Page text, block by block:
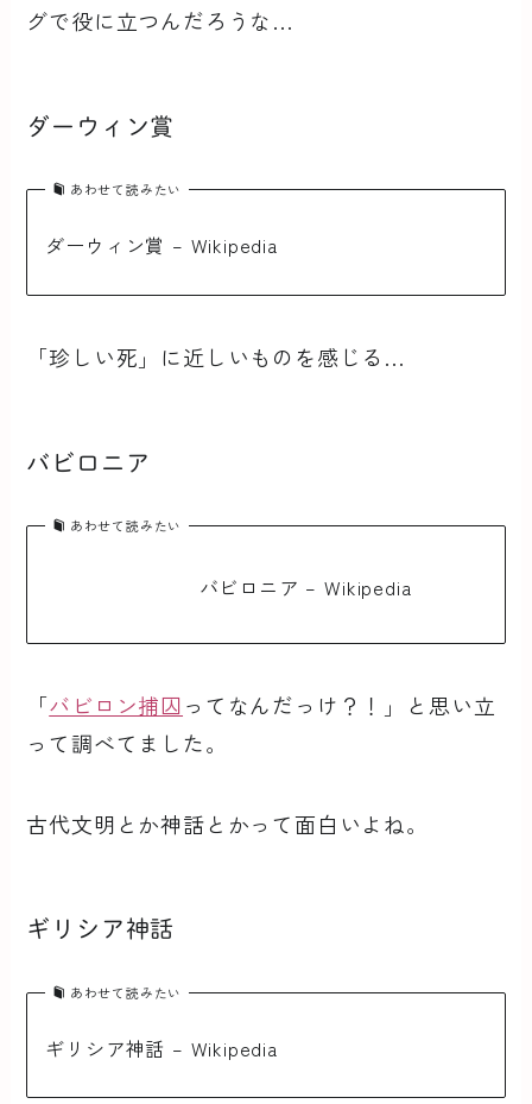
グで役に立つんだろうな…
ダーウィン賞
あわせて読みたい
ダーウィン賞 – Wikipedia
「珍しい死」に近しいものを感じる…
バビロニア
あわせて読みたい
バビロニア – Wikipedia
「バビロン捕囚ってなんだっけ？！」と思い立
って調べてました。
古代文明とか神話とかって面白いよね。
ギリシア神話
あわせて読みたい
ギリシア神話 – Wikipedia